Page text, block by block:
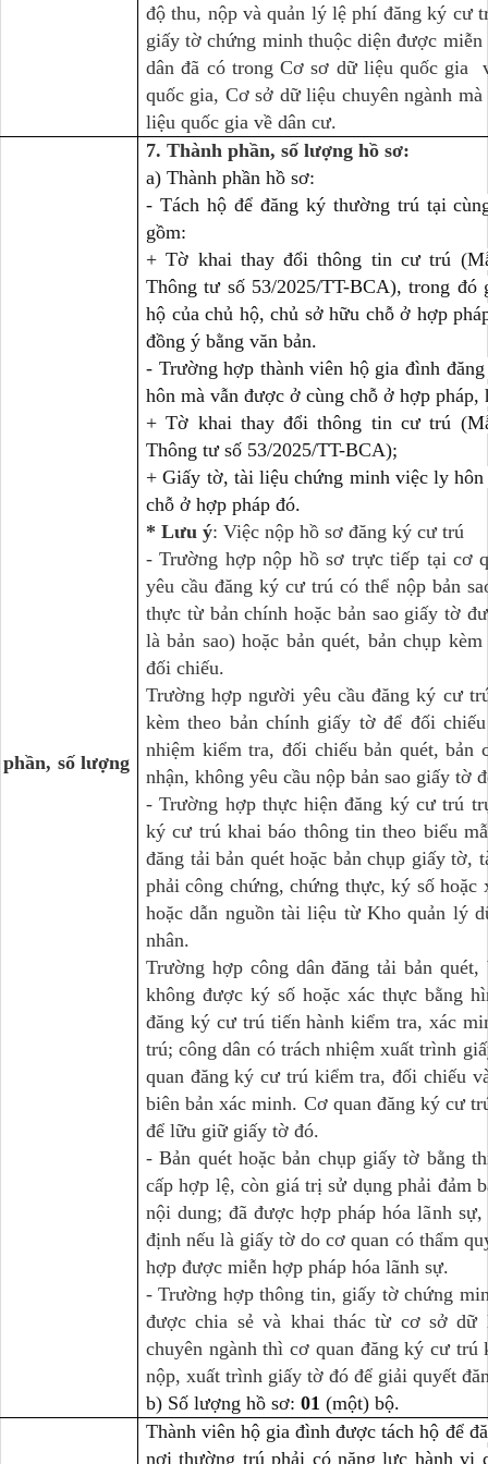
độ thu, nộp và quản lý lệ phí đăng ký cư
giấy tờ chứng minh thuộc diện được
dân đã có trong Cơ sơ dữ liệu quốc gia
quốc gia, Cơ sở dữ liệu chuyên ngành
liệu quốc gia về dân cư.
số lượng
7. Thành phần, số lượng hồ sơ:
a) Thành phần hồ sơ:
- Tách hộ để đăng ký thường trú tại
gồm:
+ Tờ khai thay đổi thông tin cư trú
Thông tư số 53/2025/TT-BCA), trong
hộ của chủ hộ, chủ sở hữu chỗ ở hợp
đồng ý bằng văn bản.
- Trường hợp thành viên hộ gia đình
hôn mà vẫn được ở cùng chỗ ở hợp pháp,
+ Tờ khai thay đổi thông tin cư trú
Thông tư số 53/2025/TT-BCA);
+ Giấy tờ, tài liệu chứng minh việc ly
chỗ ở hợp pháp đó.
* Lưu ý: Việc nộp hồ sơ đăng ký cư trú
- Trường hợp nộp hồ sơ trực tiếp tại cơ
yêu cầu đăng ký cư trú có thể nộp bản
thực từ bản chính hoặc bản sao giấy tờ
là bản sao) hoặc bản quét, bản chụp
đối chiếu.
Trường hợp người yêu cầu đăng ký cư
kèm theo bản chính giấy tờ để đối
nhiệm kiểm tra, đối chiếu bản quét, bản
nhận, không yêu cầu nộp bản sao giấy tờ
- Trường hợp thực hiện đăng ký cư trú
ký cư trú khai báo thông tin theo biểu
đăng tải bản quét hoặc bản chụp giấy tờ,
phải công chứng, chứng thực, ký số hoặc
hoặc dẫn nguồn tài liệu từ Kho quản lý
nhân.
Trường hợp công dân đăng tải bản
không được ký số hoặc xác thực bằng
đăng ký cư trú tiến hành kiểm tra, xác
trú; công dân có trách nhiệm xuất trình
quan đăng ký cư trú kiểm tra, đối chiếu
biên bản xác minh. Cơ quan đăng ký cư
để lữu giữ giấy tờ đó.
- Bản quét hoặc bản chụp giấy tờ bằng
cấp hợp lệ, còn giá trị sử dụng phải đảm
nội dung; đã được hợp pháp hóa lãnh
định nếu là giấy tờ do cơ quan có thẩm
hợp được miễn hợp pháp hóa lãnh sự.
- Trường hợp thông tin, giấy tờ chứng
được chia sẻ và khai thác từ cơ sở
chuyên ngành thì cơ quan đăng ký cư trú
nộp, xuất trình giấy tờ đó để giải quyết
b) Số lượng hồ sơ: 01 (một) bộ.
Thành viên hộ gia đình được tách hộ để
nơi thường trú phải có năng lực hành vi